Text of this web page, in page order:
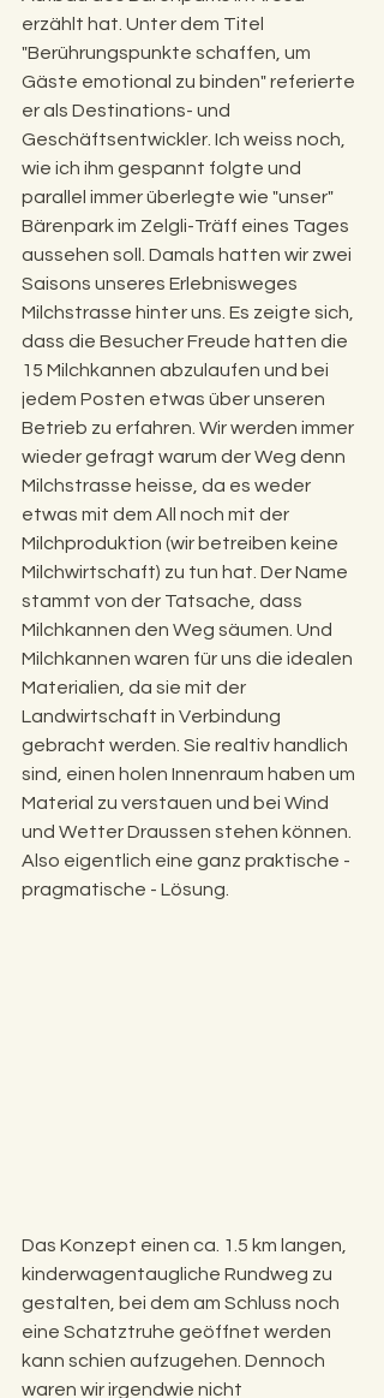
erzählt hat. Unter dem Titel
"Berührungspunkte schaffen, um
Gäste emotional zu binden" referierte
er als Destinations- und
Geschäftsentwickler. Ich weiss noch,
wie ich ihm gespannt folgte und
parallel immer überlegte wie "unser"
Bärenpark im Zelgli-Träff eines Tages
aussehen soll. Damals hatten wir zwei
Saisons unseres Erlebnisweges
Milchstrasse hinter uns. Es zeigte sich,
dass die Besucher Freude hatten die
15 Milchkannen abzulaufen und bei
jedem Posten etwas über unseren
Betrieb zu erfahren. Wir werden immer
wieder gefragt warum der Weg denn
Milchstrasse heisse, da es weder
etwas mit dem All noch mit der
Milchproduktion (wir betreiben keine
Milchwirtschaft) zu tun hat. Der Name
stammt von der Tatsache, dass
Milchkannen den Weg säumen. Und
Milchkannen waren für uns die idealen
Materialien, da sie mit der
Landwirtschaft in Verbindung
gebracht werden. Sie realtiv handlich
sind, einen holen Innenraum haben um
Material zu verstauen und bei Wind
und Wetter Draussen stehen können.
Also eigentlich eine ganz praktische -
pragmatische - Lösung.
Das Konzept einen ca. 1.5 km langen,
kinderwagentaugliche Rundweg zu
gestalten, bei dem am Schluss noch
eine Schatztruhe geöffnet werden
kann schien aufzugehen. Dennoch
waren wir irgendwie nicht